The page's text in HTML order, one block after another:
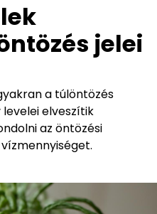
jelei
a túlöntözés
elveszítik
az öntözési